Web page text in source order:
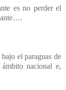
es no perder el
el paraguas de
nacional e,